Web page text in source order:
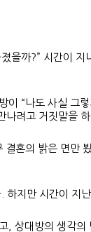
을까?” 시간이
“나도 사실 그
려고 거짓말을
혼의 밝은 면만
지만 시간이 지
상대방의 생각